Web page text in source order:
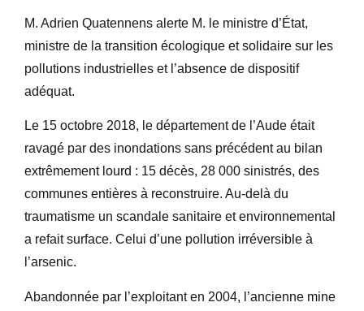
M. Adrien Quatennens alerte M. le ministre d’État,
ministre de la transition écologique et solidaire sur les
pollutions industrielles et l’absence de dispositif
adéquat.
Le 15 octobre 2018, le département de l’Aude était
ravagé par des inondations sans précédent au bilan
extrêmement lourd : 15 décès, 28 000 sinistrés, des
communes entières à reconstruire. Au-delà du
traumatisme un scandale sanitaire et environnemental
a refait surface. Celui d’une pollution irréversible à
l’arsenic.
Abandonnée par l’exploitant en 2004, l’ancienne mine